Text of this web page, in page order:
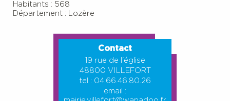
Habitants : 568
Département : Lozère
Contact
19 rue de l'église
48800 VILLEFORT
tel : 04.66.46.80.26
email :